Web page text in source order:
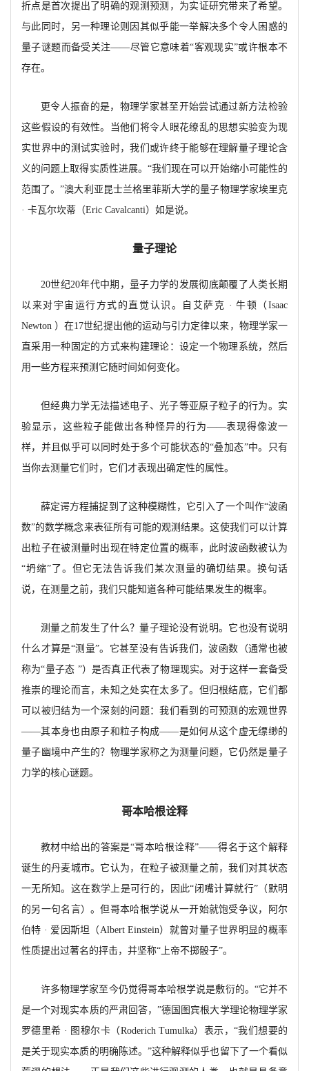
折点是首次提出了明确的观测预测，为实证研究带来了希望。
与此同时，另一种理论则因其似乎能一举解决多个令人困惑的
量子谜题而备受关注——尽管它意味着“客观现实”或许根本不
存在。
更令人振奋的是，物理学家甚至开始尝试通过新方法检验
这些假设的有效性。当他们将令人眼花缭乱的思想实验变为现
实世界中的测试实验时，我们或许终于能够在理解量子理论含
义的问题上取得实质性进展。 “我们现在可以开始缩小可能性的
范围了。”澳大利亚昆士兰格里菲斯大学的量子物理学家埃里克
· 卡瓦尔坎蒂（Eric Cavalcanti）如是说。
量子理论
20世纪20年代中期，量子力学的发展彻底颠覆了人类长期
以来对宇宙运行方式的直觉认识。自艾萨克 · 牛顿（Isaac
Newton ）在17世纪提出他的运动与引力定律以来，物理学家一
直采用一种固定的方式来构建理论：设定一个物理系统，然后
用一些方程来预测它随时间如何变化。
但经典力学无法描述电子、光子等亚原子粒子的行为。实
验显示，这些粒子能做出各种怪异的行为——表现得像波一
样，并且似乎可以同时处于多个可能状态的“叠加态”中。只有
当你去测量它们时，它们才表现出确定性的属性。
薛定谔方程捕捉到了这种模糊性，它引入了一个叫作“波函
数”的数学概念来表征所有可能的观测结果。这使我们可以计算
出粒子在被测量时出现在特定位置的概率，此时波函数被认为
“坍缩”了。但它无法告诉我们某次测量的确切结果。换句话
说，在测量之前，我们只能知道各种可能结果发生的概率。
测量之前发生了什么？量子理论没有说明。它也没有说明
什么才算是“测量”。它甚至没有告诉我们，波函数（通常也被
称为“量子态 ”）是否真正代表了物理现实。对于这样一套备受
推崇的理论而言，未知之处实在太多了。但归根结底，它们都
可以被归结为一个深刻的问题：我们看到的可预测的宏观世界
——其本身也由原子和粒子构成——是如何从这个虚无缥缈的
量子幽境中产生的？物理学家称之为测量问题，它仍然是量子
力学的核心谜题。
哥本哈根诠释
教材中给出的答案是“哥本哈根诠释”——得名于这个解释
诞生的丹麦城市。它认为，在粒子被测量之前，我们对其状态
一无所知。这在数学上是可行的，因此“闭嘴计算就行”（默明
的另一句名言）。但哥本哈根学说从一开始就饱受争议，阿尔
伯特 · 爱因斯坦（Albert Einstein）就曾对量子世界明显的概率
性质提出过著名的抨击，并坚称“上帝不掷骰子”。
许多物理学家至今仍觉得哥本哈根学说是敷衍的。 “它并不
是一个对现实本质的严肃回答，”德国图宾根大学理论物理学家
罗德里希 · 图穆尔卡（Roderich Tumulka）表示，“我们想要的
是关于现实本质的明确陈述。”这种解释似乎也留下了一个看似